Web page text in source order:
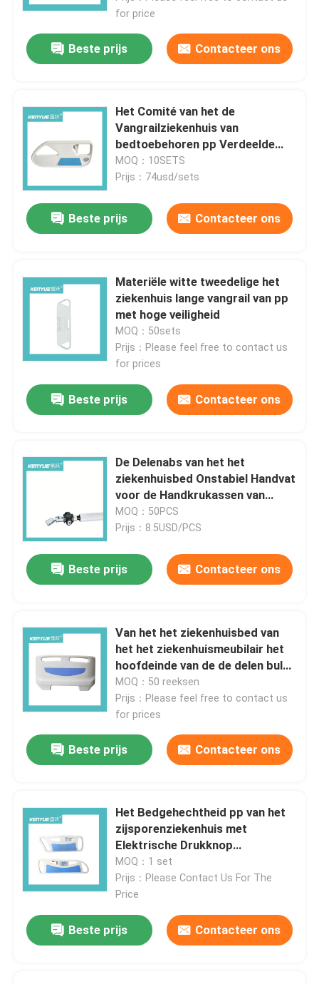
Producten
for price
Beste prijs Contacteer ons
Het Comité van het de
Vangrailziekenhuis van
bedtoebehoren pp Verdeelde
Zijsporen voor het
Ziekenhuisbed
MOQ：10SETS
Prijs：74usd/sets
Beste prijs Contacteer ons
Materiële witte tweedelige het
ziekenhuis lange vangrail van pp
met hoge veiligheid
MOQ：50sets
Prijs：Please feel free to contact us
for prices
Beste prijs Contacteer ons
De Delenabs van het het
ziekenhuisbed Onstabiel Handvat
voor de Handkrukassen van
Bedvouwen onder Bed
MOQ：50PCS
Prijs：8.5USD/PCS
Beste prijs Contacteer ons
Van het het ziekenhuisbed van
het het ziekenhuismeubilair het
hoofdeinde van de de delen bule
kleur voor medicalbed
MOQ：50 reeksen
Prijs：Please feel free to contact us
for prices
Beste prijs Contacteer ons
Het Bedgehechtheid pp van het
zijsporenziekenhuis met
Elektrische Drukknop
Multifunctie
MOQ：1 set
Prijs：Please Contact Us For The
Price
Beste prijs Contacteer ons